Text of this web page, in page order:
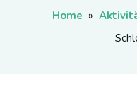
Home »